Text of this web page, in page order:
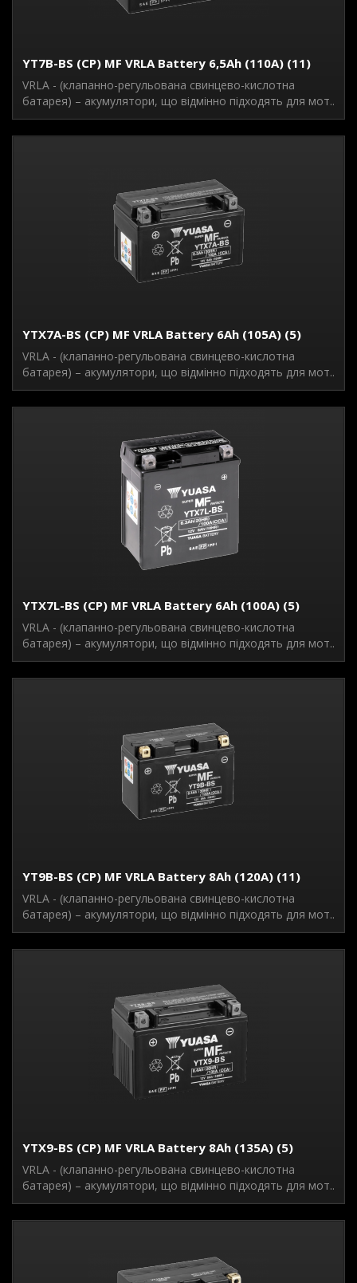
YT7B-BS (CP) MF VRLA Battery 6,5Ah (110A) (11)
VRLA - (клапанно-регульована свинцево-кислотна
батарея) – акумулятори, що відмінно підходять для мот..
YTX7A-BS (CP) MF VRLA Battery 6Ah (105A) (5)
VRLA - (клапанно-регульована свинцево-кислотна
батарея) – акумулятори, що відмінно підходять для мот..
YTX7L-BS (CP) MF VRLA Battery 6Ah (100A) (5)
VRLA - (клапанно-регульована свинцево-кислотна
батарея) – акумулятори, що відмінно підходять для мот..
YT9B-BS (CP) MF VRLA Battery 8Ah (120A) (11)
VRLA - (клапанно-регульована свинцево-кислотна
батарея) – акумулятори, що відмінно підходять для мот..
YTX9-BS (CP) MF VRLA Battery 8Ah (135A) (5)
VRLA - (клапанно-регульована свинцево-кислотна
батарея) – акумулятори, що відмінно підходять для мот..